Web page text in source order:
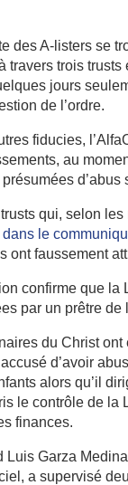
des A-listers se
travers trois
jours
de l’ordre.
fiducies,
au
d’abus
qui, selon
dans le
ont faussement
confirme que la
par un prêtre de
du Christ
d’avoir
alors qu’il
le contrôle de la
finances.
Luis Garza
a supervisé